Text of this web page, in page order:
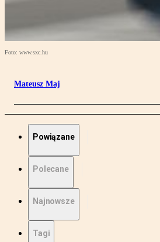
Foto: www.sxc.hu
Mateusz Maj
Powiązane
Polecane
Najnowsze
Tagi